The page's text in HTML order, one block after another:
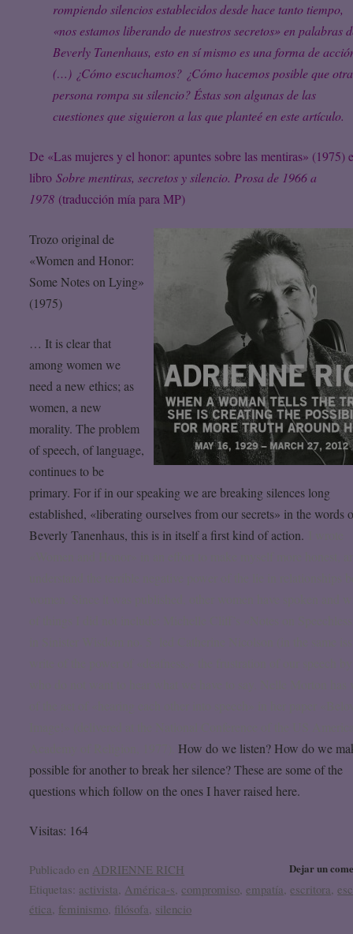
rompiendo silencios establecidos desde hace tanto tiempo,
«nos estamos liberando de nuestros secretos» en palabras
Beverly Tanenhaus, esto en sí mismo es una forma de
(…) ¿Cómo escuchamos? ¿Cómo hacemos posible que otra
persona rompa su silencio? Éstas son algunas de las
cuestiones que siguieron a las que planteé en este artículo.
De «Las mujeres y el honor: apuntes sobre las mentiras» (1975)
libroSobre mentiras, secretos y silencio. Prosa de 1966 a
1978 (traducción mía para MP)
Trozo original de
«Women and Honor:
Some Notes on Lying»
(1975)
… It is clear that
among women we
need a new ethics; as
women, a new
morality. The problem
of speech, of language,
continues to be
primary. For if in our speaking we are breaking silences long
established, «liberating ourselves from our secrets» in the words
Beverly Tanenhaus, this is in itself a first kind of action.
How do we listen? How do we
possible for another to break her silence? These are some of the
questions which follow on the ones I haver raised here.
Visitas: 164
Dejar un
Publicado en ADRIENNE RICH
Etiquetas: activista, América-s,compromiso,empatía,escritora,
ética, feminismo, filósofa, silencio